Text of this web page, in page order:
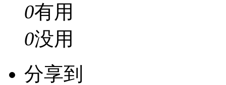
0有用
0没用
分享到